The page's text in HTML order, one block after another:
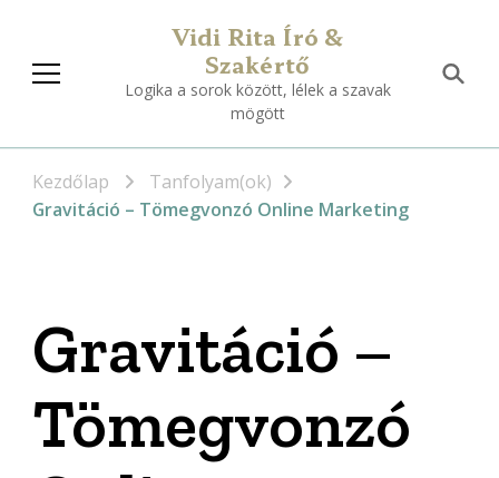
Vidi Rita Író &
Szakértő
Logika a sorok között, lélek a szavak
mögött
Kezdőlap
Tanfolyam(ok)
Gravitáció – Tömegvonzó Online Marketing
Gravitáció –
Tömegvonzó